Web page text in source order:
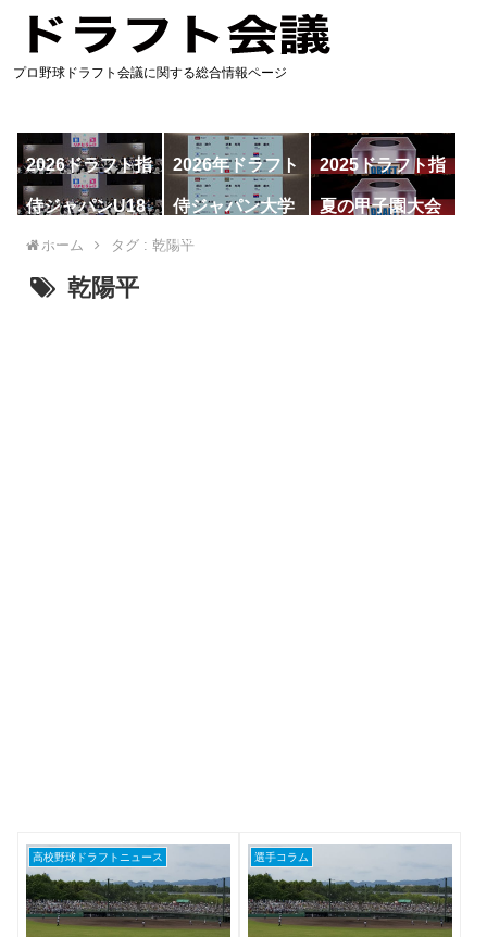
プロ野球ドラフト会議に関する総合情報ページ
2026ドラフト指
名予想
2026年ドラフト
候補
2025ドラフト指
名一覧
侍ジャパンU18
代表
侍ジャパン大学
代表
夏の甲子園大会
ホーム タグ : 乾陽平
乾陽平
高校野球ドラフトニュース 選手コラム